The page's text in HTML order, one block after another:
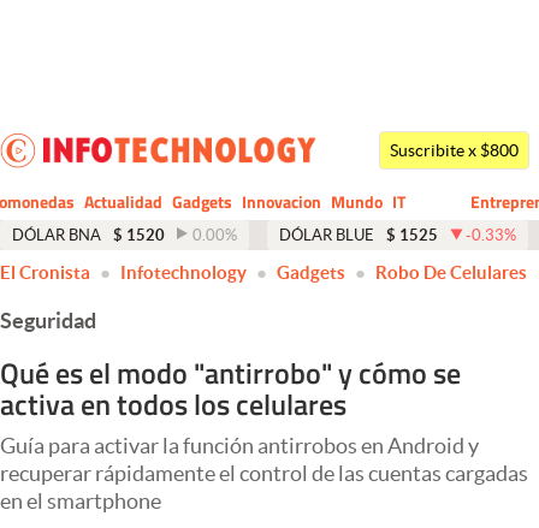
Dólar
Economía y Política
Finanzas y Mercados
Mercados Online
Negocios
Columnistas
Apertura
Suscribite x $800
Actualidad Gadgets Innovacion Mundo
CIO
IT
Business
DÓLAR BNA $ 1520 0.00% DÓLAR BLUE $ 1525 -0.33%
El Cronista Infotechnology Gadgets Robo De Celulares
Seguridad
Qué es el modo "antirrobo" y cómo se
activa en todos los celulares
Guía para activar la función antirrobos en Android y
recuperar rápidamente el control de las cuentas cargadas
en el smartphone